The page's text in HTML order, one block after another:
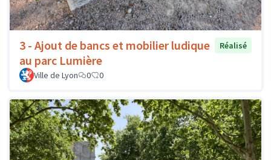
3 - Ajout de bancs et mobilier ludique
au parc Lumière
Réalisé
Ville de Lyon 0 0